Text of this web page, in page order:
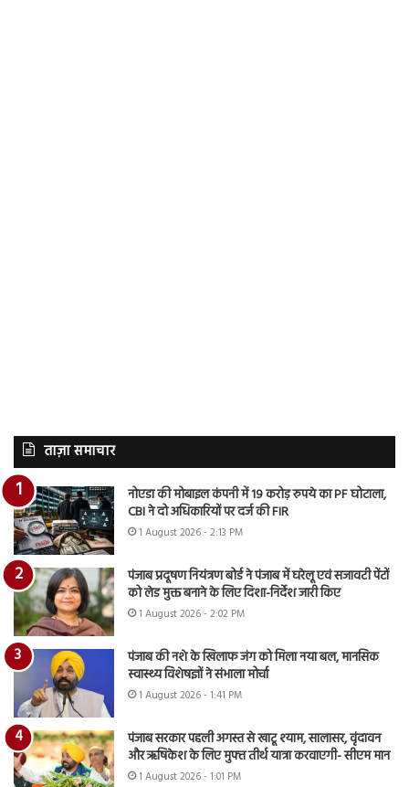
ताज़ा समाचार
नोएडा की मोबाइल कंपनी में 19 करोड़ रुपये का PF घोटाला,
CBI ने दो अधिकारियों पर दर्ज की FIR
1 August 2026 - 2:13 PM
पंजाब प्रदूषण नियंत्रण बोर्ड ने पंजाब में घरेलू एवं सजावटी पेंटों
को लेड मुक्त बनाने के लिए दिशा-निर्देश जारी किए
1 August 2026 - 2:02 PM
पंजाब की नशे के खिलाफ जंग को मिला नया बल, मानसिक
स्वास्थ्य विशेषज्ञों ने संभाला मोर्चा
1 August 2026 - 1:41 PM
पंजाब सरकार पहली अगस्त से खाटू श्याम, सालासर, वृंदावन
और ऋषिकेश के लिए मुफ्त तीर्थ यात्रा करवाएगी- सीएम मान
1 August 2026 - 1:01 PM